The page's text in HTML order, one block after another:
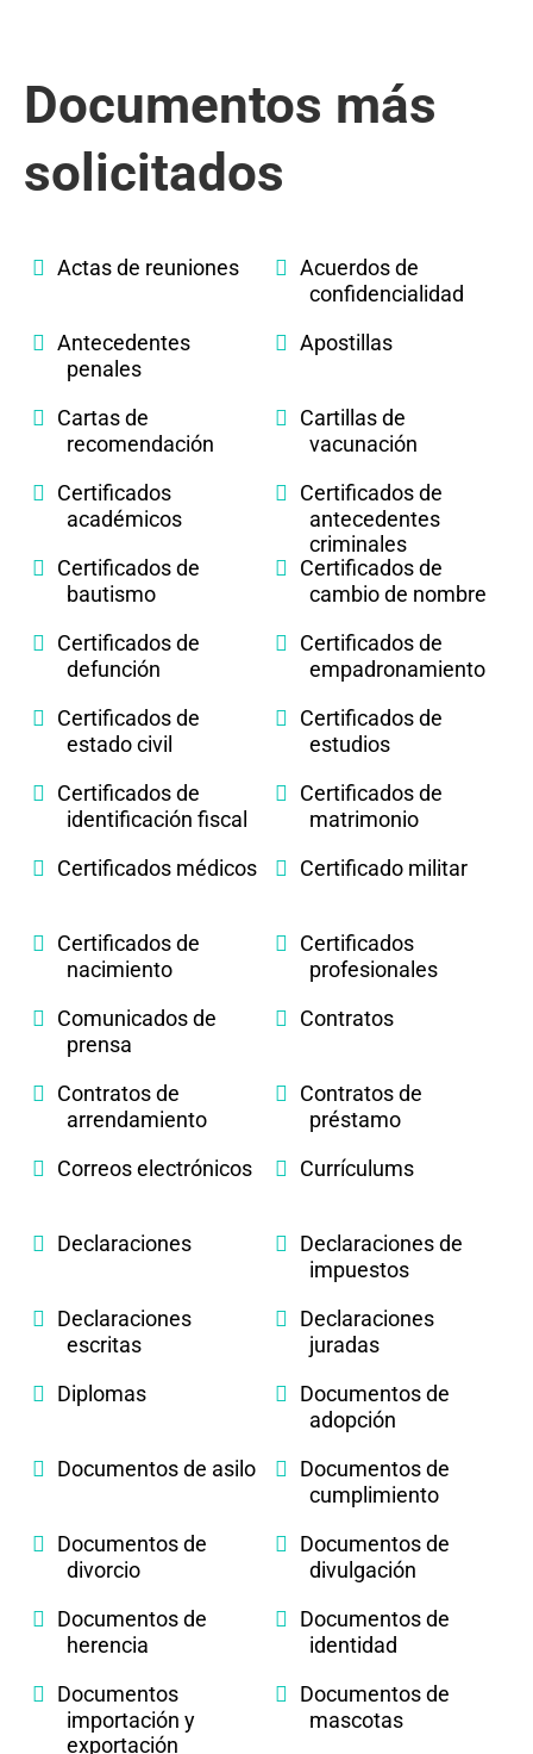
Documentos más
solicitados
Actas de reuniones
Acuerdos de
confidencialidad
Antecedentes
penales
Apostillas
Cartas de
recomendación
Cartillas de
vacunación
Certificados
académicos
Certificados de
antecedentes
criminales
Certificados de
bautismo
Certificados de
cambio de nombre
Certificados de
defunción
Certificados de
empadronamiento
Certificados de
estado civil
Certificados de
estudios
Certificados de
identificación fiscal
Certificados de
matrimonio
Certificados médicos
Certificado militar
Certificados de
nacimiento
Certificados
profesionales
Comunicados de
prensa
Contratos
Contratos de
arrendamiento
Contratos de
préstamo
Correos electrónicos
Currículums
Declaraciones
Declaraciones de
impuestos
Declaraciones
escritas
Declaraciones
juradas
Diplomas
Documentos de
adopción
Documentos de asilo
Documentos de
cumplimiento
Documentos de
divorcio
Documentos de
divulgación
Documentos de
herencia
Documentos de
identidad
Documentos
importación y
exportación
Documentos de
mascotas